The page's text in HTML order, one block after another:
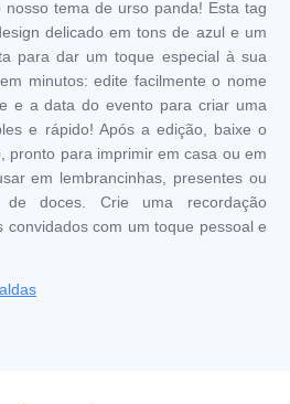
tema de urso panda! Esta tag
delicado em tons de azul e um
para dar um toque especial à sua
minutos: edite facilmente o nome
e a data do evento para criar uma
e rápido! Após a edição, baixe o
pronto para imprimir em casa ou em
em lembrancinhas, presentes ou
doces. Crie uma recordação
convidados com um toque pessoal e